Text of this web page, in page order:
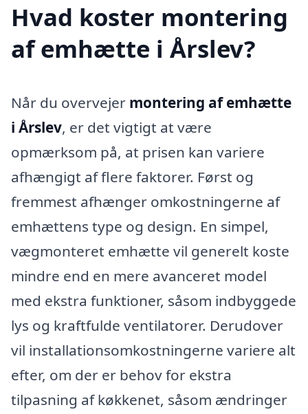
Hvad koster montering
af emhætte i Årslev?
Når du overvejer montering af emhætte
i Årslev, er det vigtigt at være
opmærksom på, at prisen kan variere
afhængigt af flere faktorer. Først og
fremmest afhænger omkostningerne af
emhættens type og design. En simpel,
vægmonteret emhætte vil generelt koste
mindre end en mere avanceret model
med ekstra funktioner, såsom indbyggede
lys og kraftfulde ventilatorer. Derudover
vil installationsomkostningerne variere alt
efter, om der er behov for ekstra
tilpasning af køkkenet, såsom ændringer